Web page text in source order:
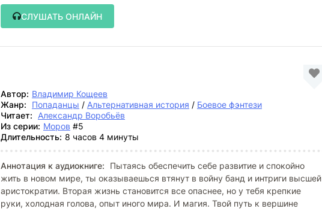
СЛУШАТЬ ОНЛАЙН
Автор: Владимир Кощеев
Жанр:
Попаданцы / Альтернативная история / Боевое фэнтези
Читает:
Александр Воробьёв
Из серии: Моров #5
Длительность: 8 часов 4 минуты
Аннотация к аудиокниге:
Пытаясь обеспечить себе развитие и спокойно
жить в новом мире, ты оказываешься втянут в войну банд и интриги высшей
аристократии. Вторая жизнь становится все опаснее, но у тебя крепкие
руки, холодная голова, опыт иного мира. И магия. Твой путь к вершине